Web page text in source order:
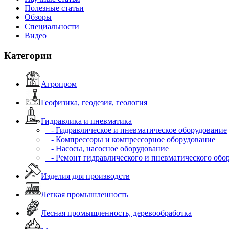
Полезные статьи
Обзоры
Специальности
Видео
Категории
Агропром
Геофизика, геодезия, геология
Гидравлика и пневматика
- Гидравлическое и пневматическое оборудование
- Компрессоры и компрессорное оборудование
- Насосы, насосное оборудование
- Ремонт гидравлического и пневматического
Изделия для производств
Легкая промышленность
Лесная промышленность, деревообработка